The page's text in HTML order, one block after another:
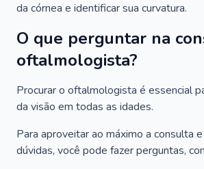
da córnea e identificar sua curvatura.
O que perguntar na
oftalmologista?
Procurar o oftalmologista é essencial
da visão em todas as idades.
Para aproveitar ao máximo a consulta
dúvidas, você pode fazer perguntas,